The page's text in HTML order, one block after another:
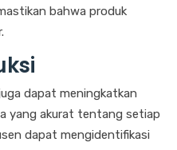
bahwa produk
dapat meningkatkan
yang akurat tentang setiap
dapat mengidentifikasi